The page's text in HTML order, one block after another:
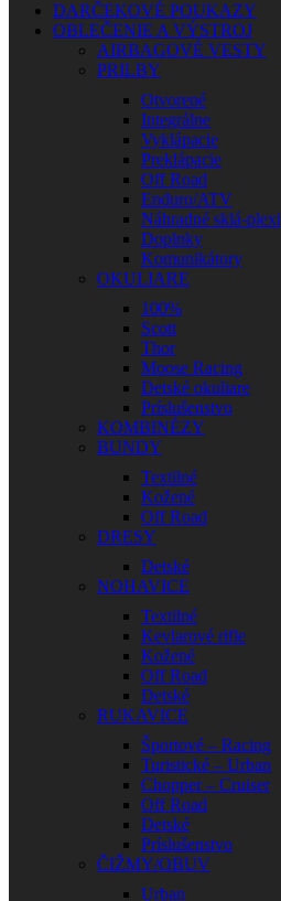
DARČEKOVÉ POUKAZY
OBLEČENIE A VÝSTROJ
AIRBAGOVÉ VESTY
PRILBY
Otvorené
Integrálne
Vyklápacie
Preklápacie
Off Road
Enduro/ATV
Náhradné sklá-plexi
Doplnky
Komunikátory
OKULIARE
100%
Scott
Thor
Moose Racing
Detské okuliare
Príslušenstvo
KOMBINÉZY
BUNDY
Textilné
Kožené
Off Road
DRESY
Detské
NOHAVICE
Textilné
Kevlarové rifle
Kožené
Off Road
Detské
RUKAVICE
Športové – Racing
Turistické – Urban
Chopper – Cruiser
Off Road
Detské
Príslušenstvo
ČIŽMY/OBUV
Urban